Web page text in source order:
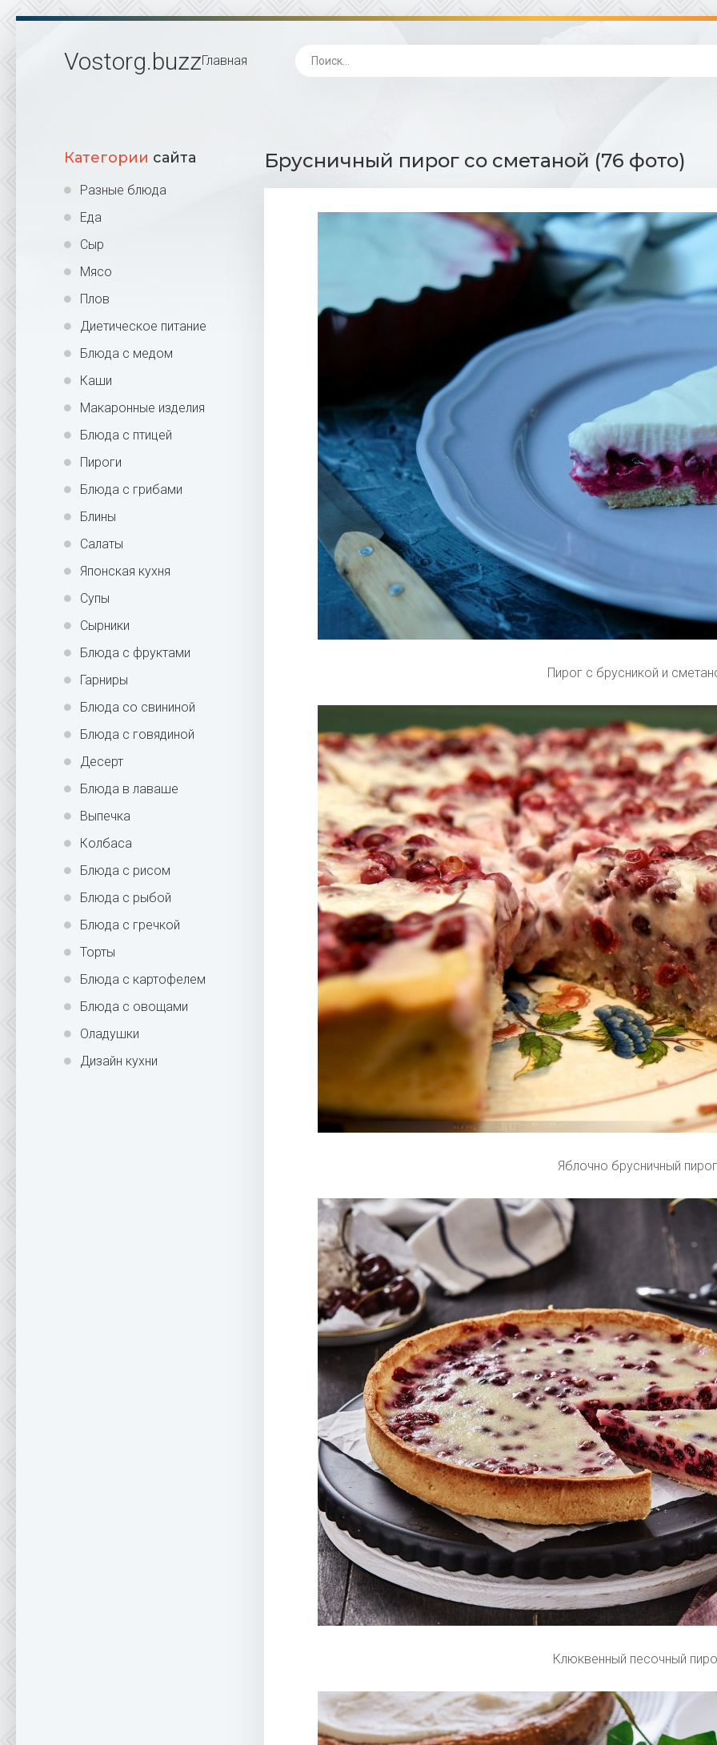
Vostorg.buzzГлавная
Категории сайта
Разные блюда
Еда
Сыр
Мясо
Плов
Диетическое питание
Блюда с медом
Каши
Макаронные изделия
Блюда с птицей
Пироги
Блюда с грибами
Блины
Салаты
Японская кухня
Супы
Сырники
Блюда с фруктами
Гарниры
Блюда со свининой
Блюда с говядиной
Десерт
Блюда в лаваше
Выпечка
Колбаса
Блюда с рисом
Блюда с рыбой
Блюда с гречкой
Торты
Блюда с картофелем
Блюда с овощами
Оладушки
Дизайн кухни
Брусничный пирог со сметаной (76 фото)
Пирог с брусникой и
Яблочно брусничный пирог
Клюквенный песочный